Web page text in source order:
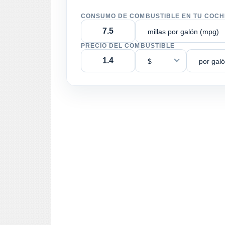
CONSUMO DE COMBUSTIBLE EN TU
millas por galón (mpg)
PRECIO DEL COMBUSTIBLE
$ por